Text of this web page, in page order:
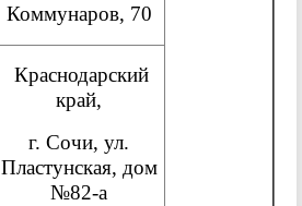
Коммунаров, 70
Краснодарский
край,
г. Сочи, ул.
Пластунская, дом
№82-а